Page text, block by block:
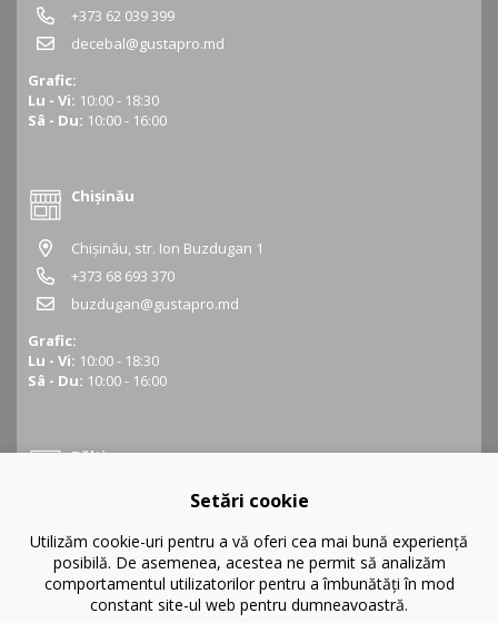
+373 62 039 399
decebal@gustapro.md
Grafic:
Lu - Vi: 10:00 - 18:30
Sâ - Du: 10:00 - 16:00
Chișinău
Chișinău, str. Ion Buzdugan 1
+373 68 693 370
buzdugan@gustapro.md
Grafic:
Lu - Vi: 10:00 - 18:30
Sâ - Du: 10:00 - 16:00
Bălți
Bălți, str. Ștefan cel Mare 16
+373 68 452 945
balti@gustapro.md
Setări cookie
Utilizăm cookie-uri pentru a vă oferi cea mai bună experiență
posibilă. De asemenea, acestea ne permit să analizăm
comportamentul utilizatorilor pentru a îmbunătăți în mod
constant site-ul web pentru dumneavoastră.